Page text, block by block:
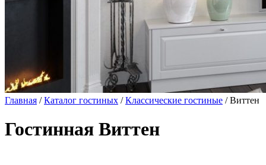
Главная /Каталог гостиных /Классические гостиные / Виттен
Гостинная Виттен